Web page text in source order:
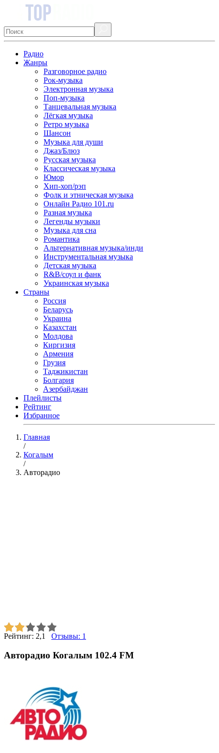
Радио
Жанры
Разговорное радио
Рок-музыка
Электронная музыка
Поп-музыка
Танцевальная музыка
Лёгкая музыка
Ретро музыка
Шансон
Музыка для души
Джаз/Блюз
Русская музыка
Классическая музыка
Юмор
Хип-хоп/рэп
Фолк и этническая музыка
Онлайн Радио 101.ru
Разная музыка
Легенды музыки
Музыка для сна
Романтика
Альтернативная музыка/инди
Инструментальная музыка
Детская музыка
R&B/cоул и фанк
Украинская музыка
Страны
Россия
Беларусь
Украина
Казахстан
Молдова
Киргизия
Армения
Грузия
Таджикистан
Болгария
Азербайджан
Плейлисты
Рейтинг
Избранное
Главная
/
Когалым
/
Авторадио
Рейтинг: 2,1 Отзывы: 1
Авторадио Когалым 102.4 FM